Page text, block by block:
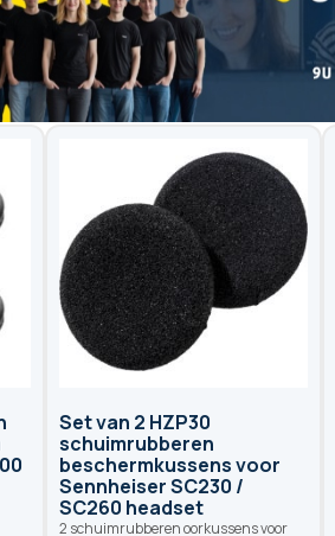
Op voorraad
Set van 2 HZP30
schuimrubberen
beschermkussens voor
Sennheiser SC230 /
SC260 headset
2 schuimrubberen oorkussens voor